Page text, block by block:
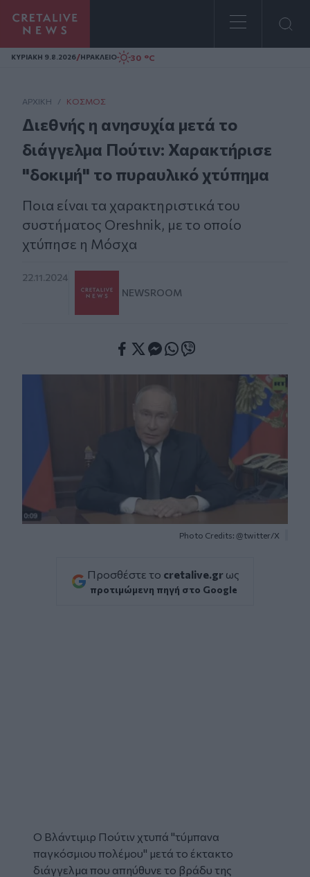
Homepage
ΚΥΡΙΑΚΗ 9.8.2026/ΗΡΑΚΛΕΙΟ 30 °C
ΑΡΧΙΚΗ / ΚΌΣΜΟΣ
Διεθνής η ανησυχία μετά το
διάγγελμα Πούτιν: Χαρακτήρισε
"δοκιμή" το πυραυλικό χτύπημα
Ποια είναι τα χαρακτηριστικά του
συστήματος Oreshnik, με το οποίο
χτύπησε η Μόσχα
22.11.2024
NEWSROOM
Photo Credits: @twitter/X
Προσθέστε το cretalive.gr ως
προτιμώμενη πηγή στο Google
Ο Βλάντιμιρ Πούτιν χτυπά "τύμπανα
παγκόσμιου πολέμου" μετά το έκτακτο
διάγγελμα που απηύθυνε το βράδυ της